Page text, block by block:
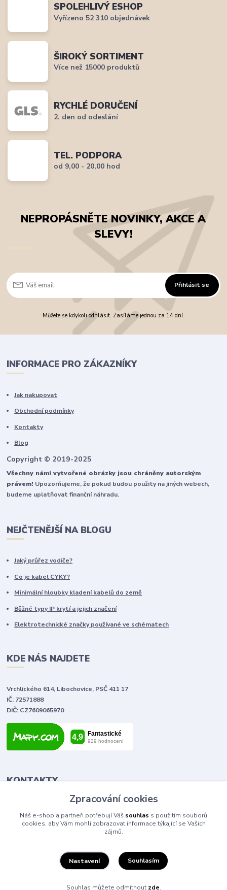
SPOLEHLIVÝ ESHOP
Vyřízeno 52 310 objednávek
ŠIROKÝ SORTIMENT
Více než 15000 produktů
RYCHLÉ DORUČENÍ
2. den od odeslání
TEL. PODPORA
od 9,00 - 20,00 hod
NEPROPÁSNĚTE NOVINKY, AKCE A
SLEVY!
Přihlásit se
Můžete se kdykoli odhlásit. Zasíláme jednou za 14 dní.
INFORMACE PRO ZÁKAZNÍKY
Jak nakupovat
Obchodní podmínky
Kontakty
Blog
Copyright © 2019-2025
Všechny námi vytvořené obrázky jsou chráněny autorským
právem! Upozorňujeme, že pokud budou použity na jiných webech,
budeme uplatňovat finanční náhradu.
NEJČTENĚJŠÍ NA BLOGU
Jaký průřez vodiče?
Co je kabel CYKY?
Minimální hloubky kladení kabelů do země
Běžné typy IP krytí a jejich značení
Elektrotechnické značky používané ve schématech
KDE NÁS NAJDETE
Vrchlického 614, Libochovice, PSČ 411 17
IČ: 72571888
DIČ: CZ7609065970
KONTAKTY
Tomáš Vlček
+420 702 090 443
volejte od 9,00 - 20,00 hod
info@elektromaterial.cz
Zpracování cookies
Náš e-shop a partneři potřebují Váš souhlas s použitím souborů
cookies, aby Vám mohli zobrazovat informace týkající se Vašich
zájmů.
Nastavení Souhlasím
Souhlas můžete odmítnout zde.